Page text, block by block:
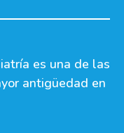
es una de las
antigüedad en